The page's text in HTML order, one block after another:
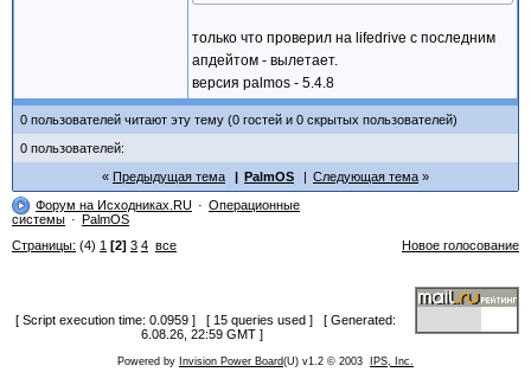
только что проверил на lifedrive с последним
апдейтом - вылетает.
версия palmos - 5.4.8
0 пользователей читают эту тему (0 гостей и 0 скрытых пользователей)
0 пользователей:
Предыдущая тема
PalmOS
Следующая тема
Форум на Исходниках.RU
Операционные
системы
PalmOS
Страницы: (4) 1 [2] 3 4 все Новое голосование
[ Script execution time: 0.0959 ] [ 15 queries used ] [ Generated:
6.08.26, 22:59 GMT ]
Powered by Invision Power Board(U) v1.2 © 2003 IPS, Inc.